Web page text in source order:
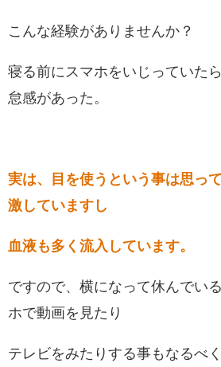
こんな経験がありませんか？
寝る前にスマホをいじっていた
怠感があった。
実は、目を使うという事は思っ
激していますし
血液も多く流入しています。
ですので、横になって休んでい
ホで動画を見たり
テレビをみたりする事もなるべ